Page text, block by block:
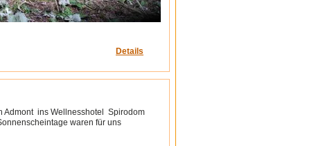
Details
Admont ins Wellnesshotel Spirodom
waren für uns